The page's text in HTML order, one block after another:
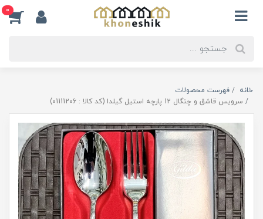
0
خانه
فهرست محصولات
سرویس قاشق و چنگال 12 پارچه استیل گیلدا (کد کالا : 01111206)